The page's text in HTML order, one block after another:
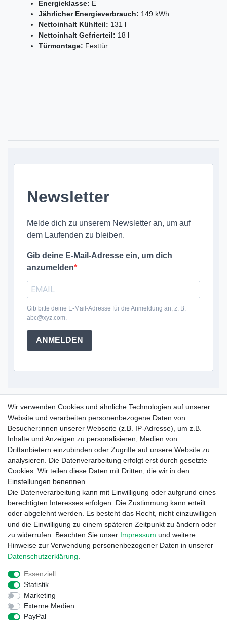
Energieklasse: E
Jährlicher Energieverbrauch: 149 kWh
Nettoinhalt Kühlteil: 131 l
Nettoinhalt Gefrierteil: 18 l
Türmontage: Festtür
Newsletter
Melde dich zu unserem Newsletter an, um auf
dem Laufenden zu bleiben.
Gib deine E-Mail-Adresse ein, um dich
anzumelden
Gib bitte deine E-Mail-Adresse für die Anmeldung an, z. B.
abc@xyz.com.
ANMELDEN
Service Hotline
+49 (0) 52 50 / 99 290 30
Montag - Freitag, 09:00 - 15:30
Informationen
Zahlung und Versand
Garantieerklärung
Info Reklamationen
Batteriegesetz
Vertrag widerrufen
Widerrufs­recht
Wir verwenden Cookies und ähnliche Technologien auf unserer
Website und verarbeiten personenbezogene Daten von
Besucher:innen unserer Webseite (z.B. IP-Adresse), um z.B.
Inhalte und Anzeigen zu personalisieren, Medien von
Drittanbietern einzubinden oder Zugriffe auf unsere Website zu
analysieren. Die Datenverarbeitung erfolgt erst durch gesetzte
Cookies. Wir teilen diese Daten mit Dritten, die wir in den
Einstellungen benennen.
Die Datenverarbeitung kann mit Einwilligung oder aufgrund eines
berechtigten Interesses erfolgen. Die Zustimmung kann erteilt
oder abgelehnt werden. Es besteht das Recht, nicht einzuwilligen
und die Einwilligung zu einem späteren Zeitpunkt zu ändern oder
zu widerrufen. Beachten Sie unser Impressum und weitere
Hinweise zur Verwendung personenbezogener Daten in unserer
Daten­schutz­erklärung
Essenziell
Statistik
Marketing
Externe Medien
PayPal